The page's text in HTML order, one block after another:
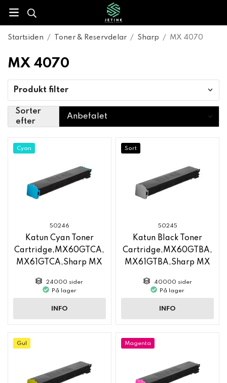
Startsiden / Toner & Reservdelar / Sharp / MX 4070
MX 4070
Produkt filter
Sorter
efter
Cyan
50246
Katun Cyan Toner
Cartridge,MX60GTCA,
MX61GTCA,Sharp MX
24000 sider
På lager
INFO
Sort
50245
Katun Black Toner
Cartridge,MX60GTBA,
MX61GTBA,Sharp MX
40000 sider
På lager
INFO
Gul Magenta